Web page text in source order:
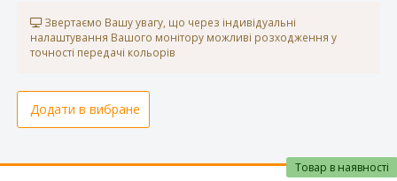
Звертаємо Вашу увагу, що через індивідуальні
налаштування Вашого монітору можливі розходження у
точності передачі кольорів
Додати в вибране
Товар в наявності